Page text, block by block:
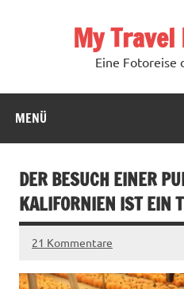
My Travel
Eine Fotoreise
MENÜ
DER BESUCH EINER
KALIFORNIEN IST EIN
21 Kommentare